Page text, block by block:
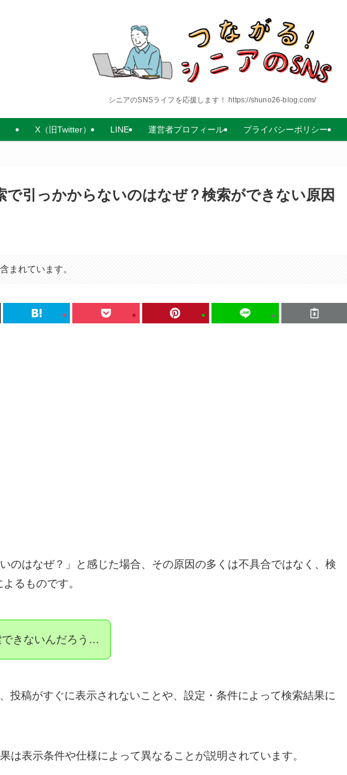
シニアのSNSライフを応援します！ https://shuno26-blog.com/
X（旧Twitter） LINE 運営者プロフィール プライバシーポリシー
で引っかからないのはなぜ？検索ができない原因
まれています。
のはなぜ？」と感じた場合、その原因の多くは不具合ではなく、検
るものです。
できないんだろう…
投稿がすぐに表示されないことや、設定・条件によって検索結果に
は表示条件や仕様によって異なることが説明されています。